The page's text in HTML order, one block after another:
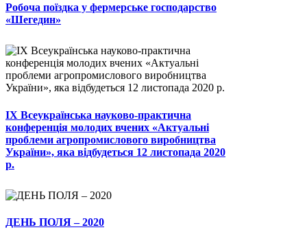
Робоча поїздка у фермерське господарство
«Шегедин»
ІХ Всеукраїнська науково-практична
конференція молодих вчених «Актуальні
проблеми агропромислового виробництва
України», яка відбудеться 12 листопада 2020
р.
ДЕНЬ ПОЛЯ – 2020